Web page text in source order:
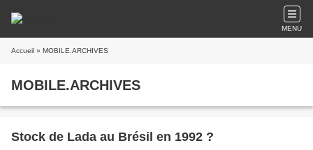
MENU
Accueil » MOBILE.ARCHIVES
MOBILE.ARCHIVES
Stock de Lada au Brésil en 1992 ?